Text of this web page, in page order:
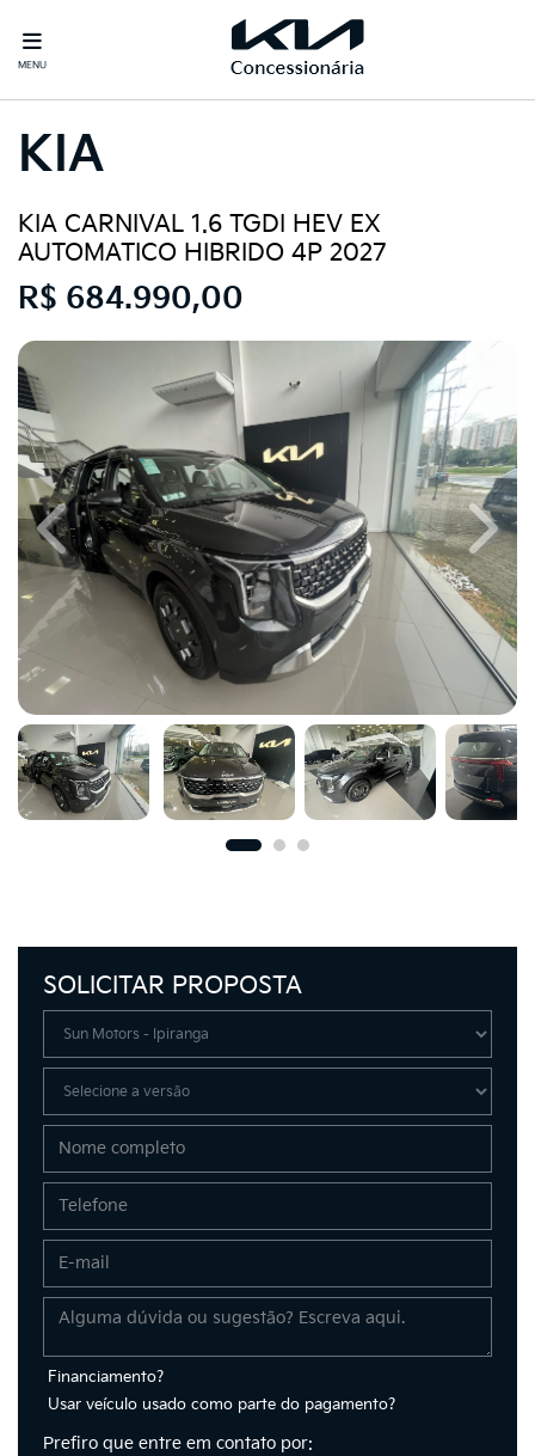
MENU
KIA
KIA CARNIVAL 1.6 TGDI HEV EX
AUTOMATICO HIBRIDO 4P 2027
R$ 684.990,00
Previous Next
SOLICITAR PROPOSTA
Financiamento?
Usar veículo usado como parte do pagamento?
Prefiro que entre em contato por: